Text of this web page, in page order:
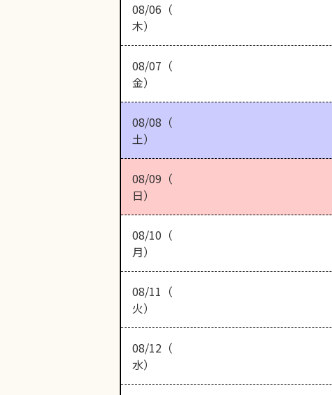
08/06（
木）
08/07（
金）
08/08（
土）
08/09（
日）
08/10（
月）
08/11（
火）
08/12（
水）